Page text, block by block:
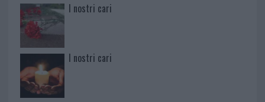
I nostri cari
I nostri cari